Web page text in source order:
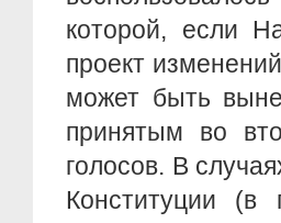
которой, если
проект
может быть
принятым во
голосов. В
Конституции